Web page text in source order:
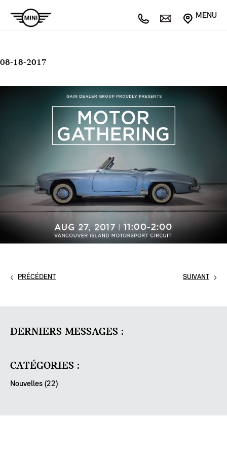
MENU
08-18-2017
SUIVANT
PRÉCÉDENT
DERNIERS MESSAGES :
CATÉGORIES :
Nouvelles (22)